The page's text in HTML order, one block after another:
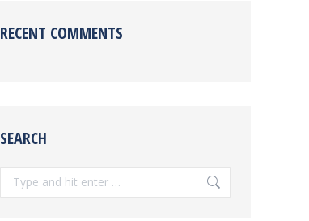
RECENT COMMENTS
SEARCH
Search: